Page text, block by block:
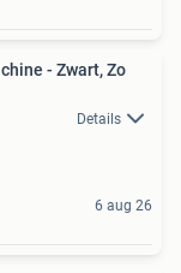
- Zwart, Zo
Details
6 aug 26